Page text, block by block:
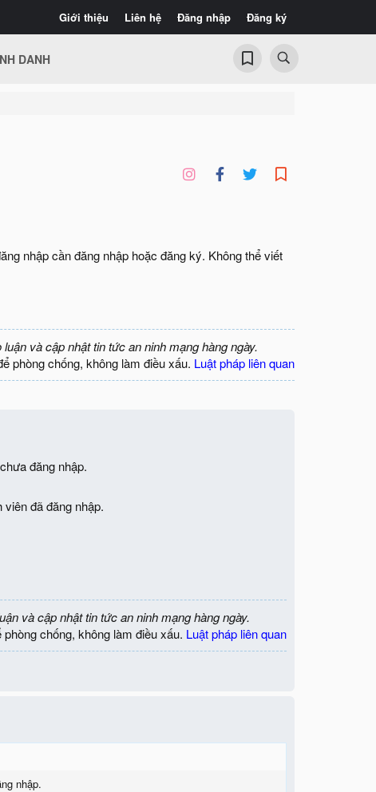
Giới thiệu Liên hệ Đăng nhập Đăng ký
DANH
nhập cần đăng nhập hoặc đăng ký. Không thể viết
và cập nhật tin tức an ninh mạng hàng ngày.
phòng chống, không làm điều xấu. Luật pháp liên quan
đăng nhập.
đã đăng nhập.
và cập nhật tin tức an ninh mạng hàng ngày.
chống, không làm điều xấu. Luật pháp liên quan
nhập.